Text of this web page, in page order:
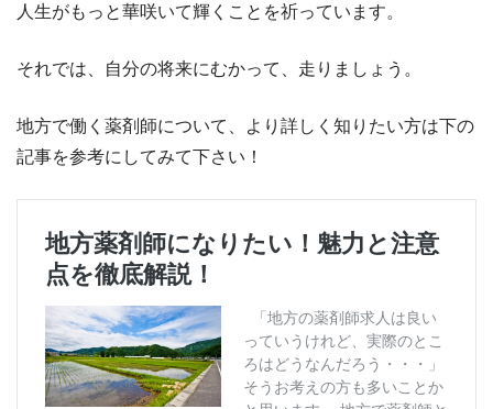
人生がもっと華咲いて輝くことを祈っています。
それでは、自分の将来にむかって、走りましょう。
地方で働く薬剤師について、より詳しく知りたい方は下の
記事を参考にしてみて下さい！